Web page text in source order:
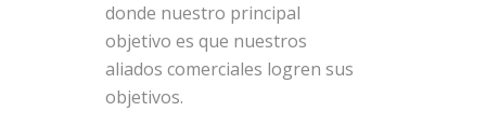
donde nuestro principal
objetivo es que nuestros
aliados comerciales logren sus
objetivos.